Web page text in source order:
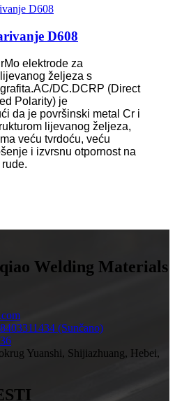
D608
elektrode za
željeza s
DC.DCRP (Direct
Polarity) je
da je površinski metal Cr i
lijevanog željeza,
veću tvrdoću, veću
i izvrsnu otpornost na
Welding Materials
(Sunčano)
Yuanshi, Shijiazhuang, Hebei,